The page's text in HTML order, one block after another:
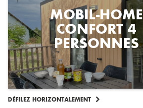
MOBIL-HOME
CONFORT 4
PERSONNES
DÉFILEZ HORIZONTALEMENT